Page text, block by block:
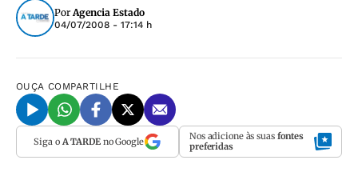
PorAgencia Estado
04/07/2008 - 17:14 h
OUÇA COMPARTILHE
Siga o A TARDEno Google Nos adicione às suas fontes
preferidas